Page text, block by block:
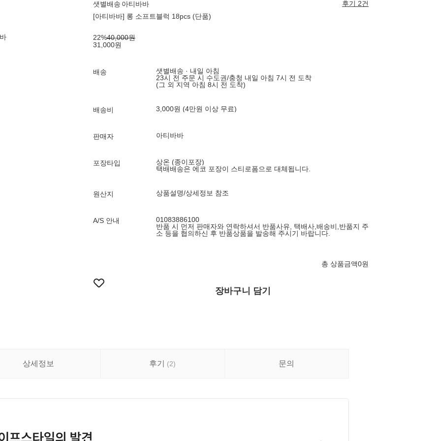
샛별배송 아티바바
후기 2건
[아티바바] 롱 소프트블럭 18pcs (단품)
22%40,000원
31,000원
배송
샛별배송 · 내일 아침
23시 전 주문 시 수도권/충청 내일 아침 7시 전 도착
(그 외 지역 아침 8시 전 도착)
배송비 3,000원 (4만원 이상 무료)
판매자 아티바바
포장타입
상온 (종이포장)
택배배송은 에코 포장이 스티로폼으로 대체됩니다.
원산지 상품설명/상세정보 참조
A/S 안내
01083886100
반품 시 먼저 판매자와 연락하셔서 반품사유, 택배사,배송비,반품지 주
소 등을 협의하신 후 반품상품을 발송해 주시기 바랍니다.
총 상품금액0원
장바구니 담기
상세정보 후기 (2) 문의